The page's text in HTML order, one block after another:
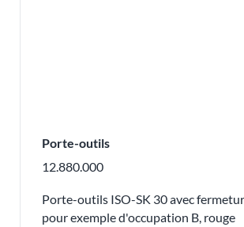
Porte-outils
12.880.000
Porte-outils ISO-SK 30 avec
pour exemple d'occupation B, rouge